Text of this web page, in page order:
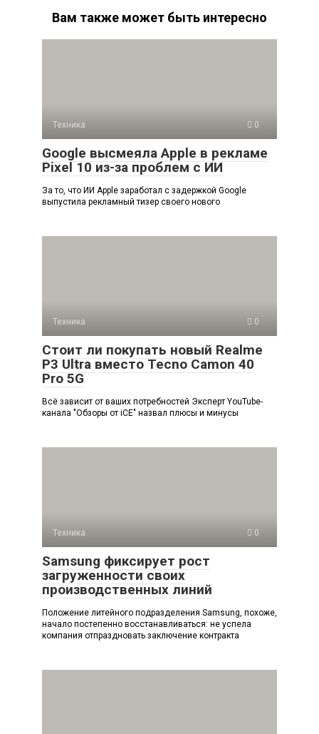
Вам также может быть интересно
Техника 0
Google высмеяла Apple в рекламе
Pixel 10 из-за проблем с ИИ
За то, что ИИ Apple заработал с задержкой Google
выпустила рекламный тизер своего нового
Техника 0
Стоит ли покупать новый Realme
P3 Ultra вместо Tecno Camon 40
Pro 5G
Всё зависит от ваших потребностей Эксперт YouTube-
канала "Обзоры от iCE" назвал плюсы и минусы
Техника 0
Samsung фиксирует рост
загруженности своих
производственных линий
Положение литейного подразделения Samsung, похоже,
начало постепенно восстанавливаться: не успела
компания отпраздновать заключение контракта